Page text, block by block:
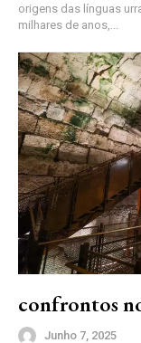
origens das línguas
milhares de anos,...
confrontos
Junho 7, 2025